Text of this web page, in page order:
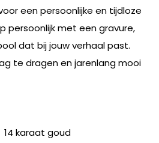
een persoonlijke en tijdloze
persoonlijk met een gravure,
dat bij jouw verhaal past.
te dragen en jarenlang mooi
14 karaat goud